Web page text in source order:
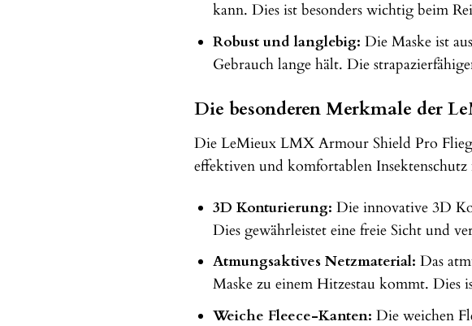
kann. Dies ist besonders wichtig beim
Robust und langlebig: Die Maske ist
Gebrauch lange hält. Die
Die besonderen Merkmale der
Die LeMieux LMX Armour Shield Pro
effektiven und komfortablen
3D Konturierung: Die innovative 3D
Dies gewährleistet eine freie Sicht und
Atmungsaktives Netzmaterial: Das
Maske zu einem Hitzestau kommt. Dies
Weiche Fleece-Kanten: Die weichen